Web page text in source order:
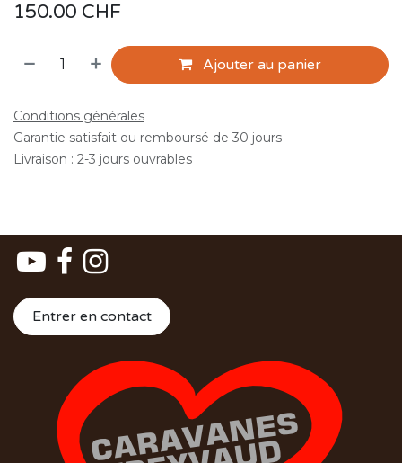
150.00 CHF
Ajouter au panier
Conditions générales
Garantie satisfait ou remboursé de 30 jours
Livraison : 2-3 jours ouvrables
Entrer en contact